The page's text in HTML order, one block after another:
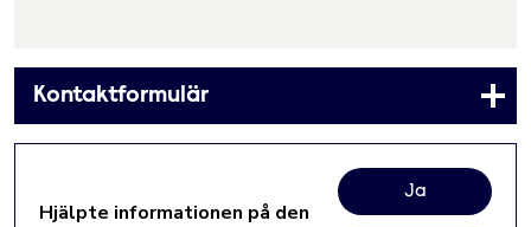
Kontaktformulär
Hjälpte informationen på den
Ja